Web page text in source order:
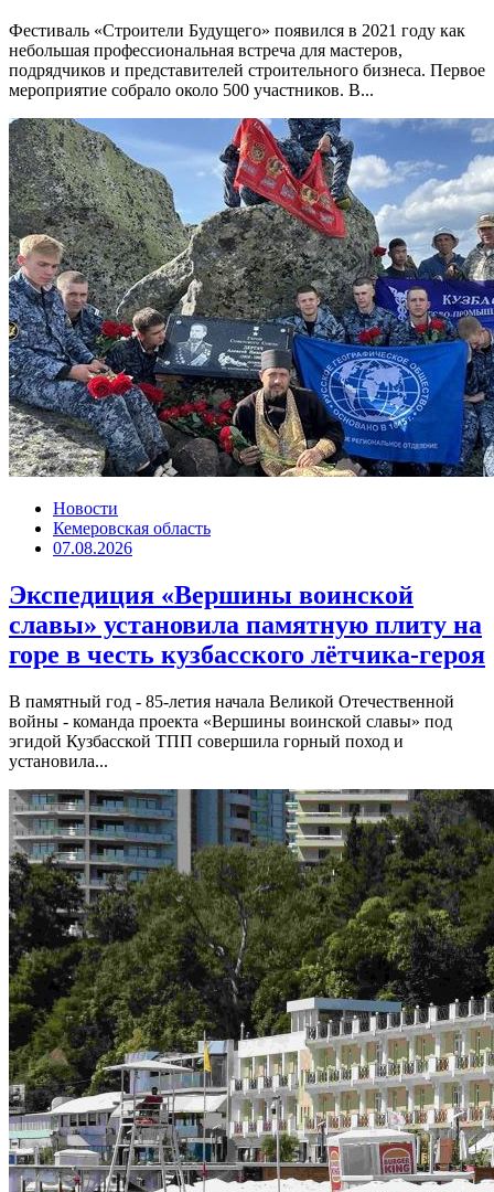
Фестиваль «Строители Будущего» появился в 2021 году как
небольшая профессиональная встреча для мастеров,
подрядчиков и представителей строительного бизнеса. Первое
мероприятие собрало около 500 участников. В...
Новости
Кемеровская область
07.08.2026
Экспедиция «Вершины воинской
славы» установила памятную плиту на
горе в честь кузбасского лётчика-героя
В памятный год - 85-летия начала Великой Отечественной
войны - команда проекта «Вершины воинской славы» под
эгидой Кузбасской ТПП совершила горный поход и
установила...